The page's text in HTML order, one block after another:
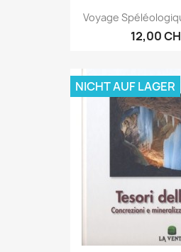
Voyage
12,00
NICHT AUF LAGER